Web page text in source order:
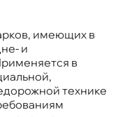
имеющих
и
технике